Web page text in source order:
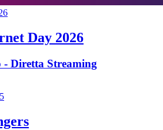
Day 2026
Diretta Streaming